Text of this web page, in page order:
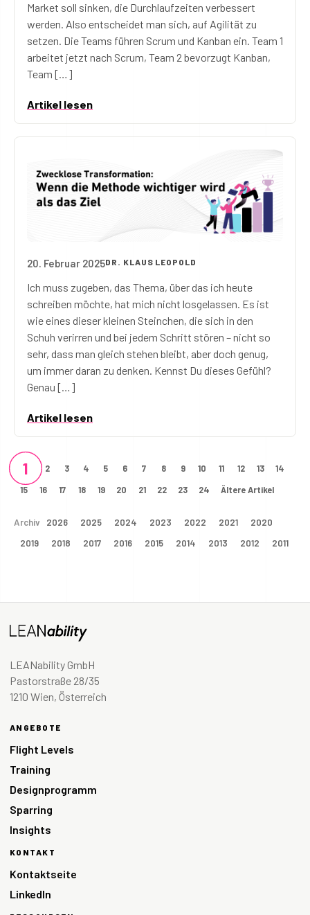
Market soll sinken, die Durchlaufzeiten verbessert
werden. Also entscheidet man sich, auf Agilität zu
setzen. Die Teams führen Scrum und Kanban ein. Team 1
arbeitet jetzt nach Scrum, Team 2 bevorzugt Kanban,
Team […]
Artikel lesen
20. Februar 2025DR. KLAUS LEOPOLD
Ich muss zugeben, das Thema, über das ich heute
schreiben möchte, hat mich nicht losgelassen. Es ist
wie eines dieser kleinen Steinchen, die sich in den
Schuh verirren und bei jedem Schritt stören – nicht so
sehr, dass man gleich stehen bleibt, aber doch genug,
um immer daran zu denken. Kennst Du dieses Gefühl?
Genau […]
Artikel lesen
1 2 3 4 5 6 7 8 9 10 11 12 13 14
15 16 17 18 19 20 21 22 23 24 Ältere Artikel
Archiv 2026 2025 2024 2023 2022 2021
2020
2019
2018 2017 2016 2015 2014 2013 2012 2011
LEANability GmbH
Pastorstraße 28/35
1210 Wien, Österreich
ANGEBOTE
Flight Levels
Training
Designprogramm
Sparring
Insights
KONTAKT
Kontaktseite
LinkedIn